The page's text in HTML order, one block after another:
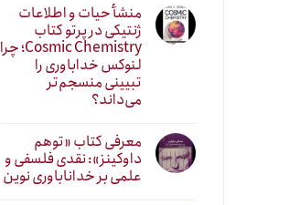
منشأ حیات و اطلاعات
ژنتیکی در پرتو کتاب
Cosmic Chemistry؛ چرا
لنوکس خداباوری را
تبیینی منسجم‌تر
می‌داند؟
معرفی کتاب «توهم
داوکینز»: نقدی فلسفی و
علمی بر خداناباوری نوین